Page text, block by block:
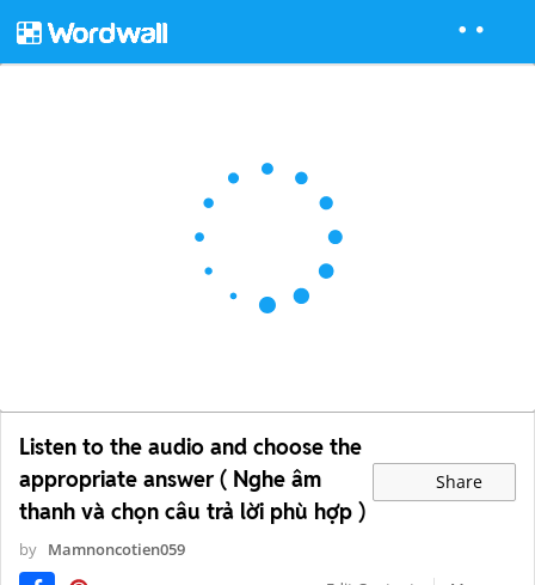
Listen to the audio and choose the
appropriate answer ( Nghe âm
thanh và chọn câu trả lời phù hợp )
Share
by Mamnoncotien059